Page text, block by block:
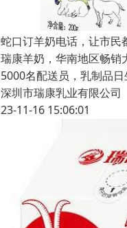
蛇口订羊奶电话，让市民
瑞康羊奶，华南地区畅
5000名配送员，乳制品
深圳市瑞康乳业有限公司
23-11-16 15:06:01